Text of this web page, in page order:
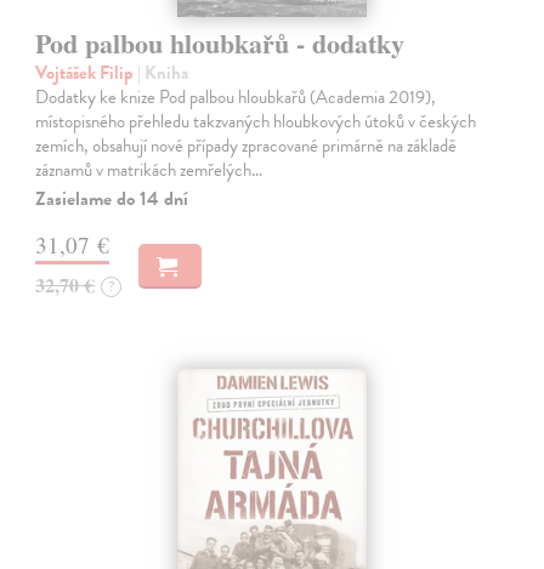
Pod palbou hloubkařů - dodatky
Vojtášek Filip | Kniha
Dodatky ke knize Pod palbou hloubkařů (Academia 2019),
místopisného přehledu takzvaných hloubkových útoků v českých
zemích, obsahují nové případy zpracované primárně na základě
záznamů v matrikách zemřelých…
Zasielame do 14 dní
31,07 €
32,70 € ?